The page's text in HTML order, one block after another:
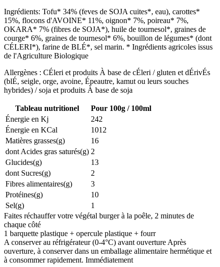
Ingrédients: Tofu* 34% (feves de SOJA cuites*, eau), carottes*
15%, flocons d'AVOINE* 11%, oignon* 7%, poireau* 7%,
OKARA* 7% (fibres de SOJA*), huile de tournesol*, graines de
courge* 6%, graines de tournesol* 6%, bouillon de légumes* (dont
CÉLERI*), farine de BLÉ*, sel marin. * Ingrédients agricoles issus
de l'Agriculture Biologique
Allergènes : CÉleri et produits À base de cÉleri / gluten et dÉrivÉs
(blÉ, seigle, orge, avoine, Épeautre, kamut ou leurs souches
hybrides) / soja et produits À base de soja
Tableau nutritionel
Pour 100g / 100ml
Énergie en Kj
242
Énergie en KCal
1012
Matières grasses(g)
16
dont Acides gras saturés(g) 2
Glucides(g)
13
dont Sucres(g)
2
Fibres alimentaires(g)
3
Protéines(g)
10
Sel(g)
1
Faites réchauffer votre végétal burger à la poêle, 2 minutes de
chaque côté
1 barquette plastique + opercule plastique + fourr
A conserver au réfrigérateur (0-4°C) avant ouverture Après
ouverture, à conserver dans un emballage alimentaire hermétique et
à consommer rapidement. Immédiatement